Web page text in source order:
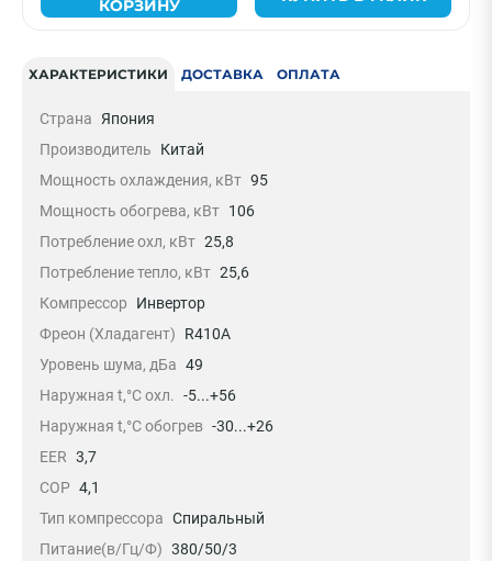
КОРЗИНУ
ХАРАКТЕРИСТИКИ ДОСТАВКА ОПЛАТА
Страна
Япония
Производитель
Китай
Мощность охлаждения, кВт 95
Мощность обогрева, кВт 106
Потребление охл, кВт 25,8
Потребление тепло, кВт 25,6
Компрессор
Инвертор
Фреон (Хладагент)
R410A
Уровень шума, дБа 49
Наружная t,°C охл.
-5...+56
Наружная t,°C обогрев -30...+26
EER 3,7
COP 4,1
Тип компрессора Спиральный
Питание(в/Гц/Ф) 380/50/3